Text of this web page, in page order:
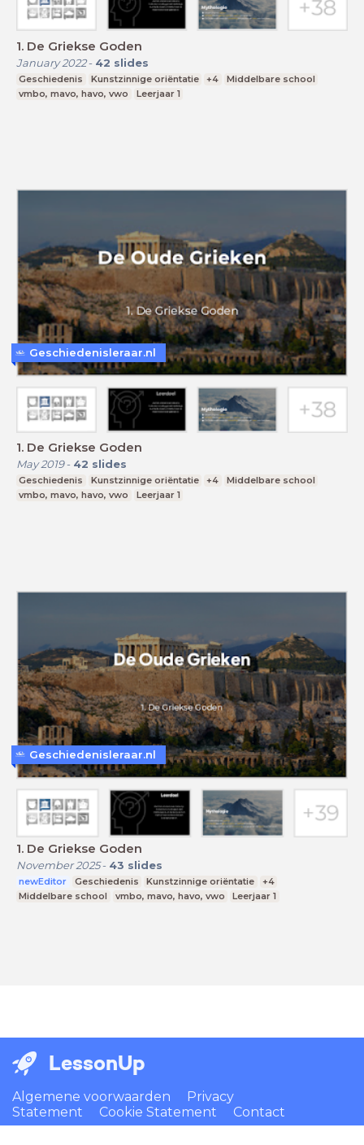
1. De Griekse Goden
January 2022- 42 slides
Geschiedenis Kunstzinnige oriëntatie +4
Middelbare school
vmbo, mavo, havo, vwo
Leerjaar 1
1. De Griekse Goden
May 2019- 42 slides
Geschiedenis Kunstzinnige oriëntatie +4
Middelbare school
vmbo, mavo, havo, vwo
Leerjaar 1
Geschiedenisleraar.nl
1. De Griekse Goden
November 2025- 43 slides
newEditor Geschiedenis Kunstzinnige oriëntatie
+4
Middelbare school
vmbo, mavo, havo, vwo Leerjaar 1
Geschiedenisleraar.nl
LessonUp
Algemene voorwaarden
Privacy
Statement
Cookie Statement Contact